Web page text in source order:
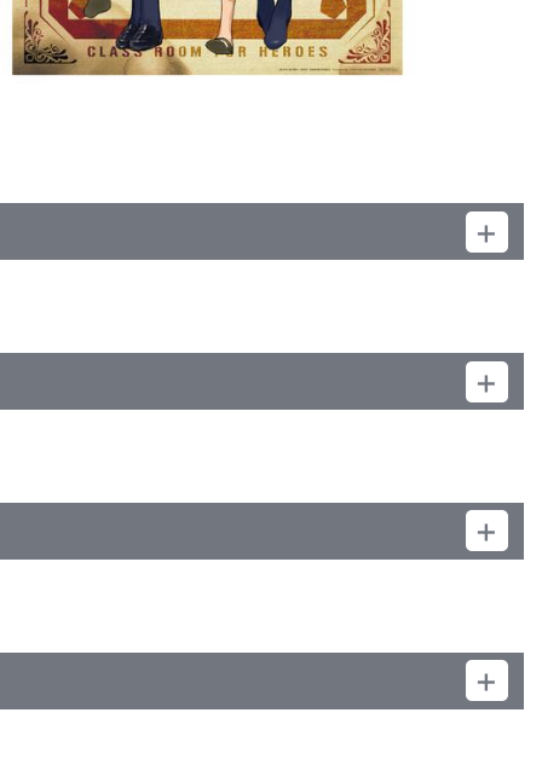
しての素質を認められ、誰もが憧れる存在であった。だが、